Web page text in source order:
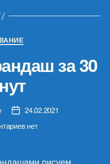
Рубрики
за 30
Дата24.02.2021
к
нет